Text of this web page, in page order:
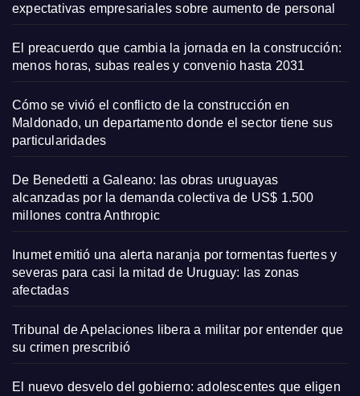
expectativas empresariales sobre aumento de personal
El preacuerdo que cambia la jornada en la construcción:
menos horas, subas reales y convenio hasta 2031
Cómo se vivió el conflicto de la construcción en
Maldonado, un departamento donde el sector tiene sus
particularidades
De Benedetti a Galeano: las obras uruguayas
alcanzadas por la demanda colectiva de US$ 1.500
millones contra Anthropic
Inumet emitió una alerta naranja por tormentas fuertes y
severas para casi la mitad de Uruguay: las zonas
afectadas
Tribunal de Apelaciones libera a militar por entender que
su crimen prescribió
El nuevo desvelo del gobierno: adolescentes que eligen